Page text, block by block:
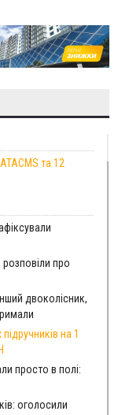
та 12
про
двоколісник,
на 1
просто в полі:
оголосили